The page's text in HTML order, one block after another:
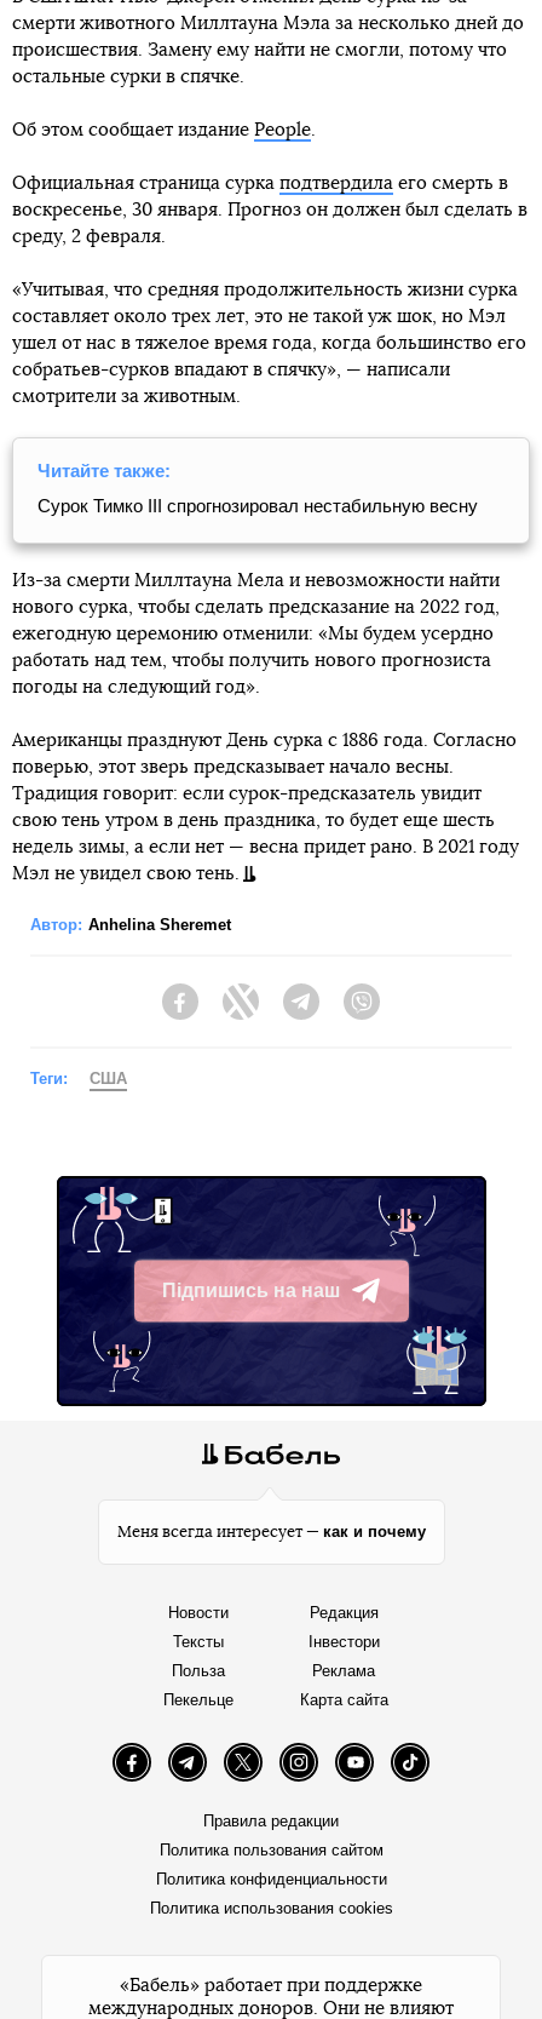
смерти животного Миллтауна Мэла за несколько дней до
происшествия. Замену ему найти не смогли, потому что
остальные сурки в спячке.
Об этом сообщает издание People.
Официальная страница сурка подтвердила его смерть в
воскресенье, 30 января. Прогноз он должен был сделать в
среду, 2 февраля.
«Учитывая, что средняя продолжительность жизни сурка
составляет около трех лет, это не такой уж шок, но Мэл
ушел от нас в тяжелое время года, когда большинство его
собратьев-сурков впадают в спячку», — написали
смотрители за животным.
Читайте также:
Сурок Тимко III спрогнозировал нестабильную весну
Из-за смерти Миллтауна Мела и невозможности найти
нового сурка, чтобы сделать предсказание на 2022 год,
ежегодную церемонию отменили: «Мы будем усердно
работать над тем, чтобы получить нового прогнозиста
погоды на следующий год».
Американцы празднуют День сурка с 1886 года. Согласно
поверью, этот зверь предсказывает начало весны.
Традиция говорит: если сурок-предсказатель увидит
свою тень утром в день праздника, то будет еще шесть
недель зимы, а если нет — весна придет рано. В 2021 году
Мэл не увидел свою тень.
Автор: Anhelina Sheremet
FacebookTwitter Telegram
Теги: США
Підпишись на наш
Telegram
Меня всегда интересует — как и почему
Новости
Тексты
Польза
Пекельце
Редакция
Інвестори
Реклама
Карта сайта
FacebookTelegramTwitter InstagramYouTube TikTok
Правила редакции
Политика пользования сайтом
Политика конфиденциальности
Политика использования cookies
«Бабель» работает при поддержке
международных доноров. Они не влияют